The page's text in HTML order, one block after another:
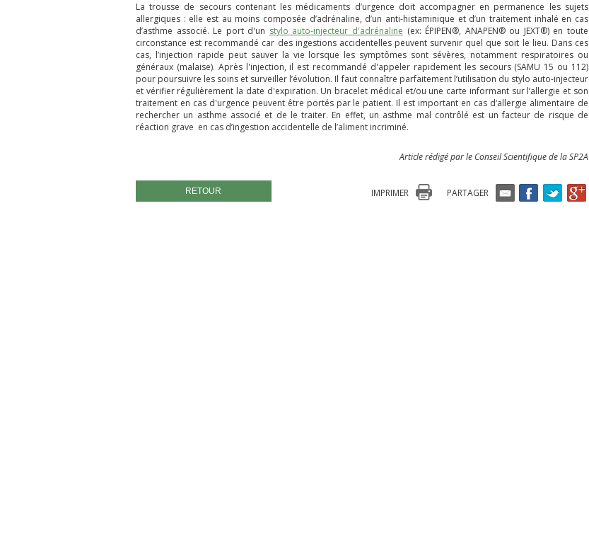
La trousse de secours contenant les médicaments d’urgence doit accompagner en permanence les sujets
allergiques : elle est au moins composée d’adrénaline, d’un anti-histaminique et d’un traitement inhalé en cas
d’asthme associé. Le port d'un stylo auto-injecteur d'adrénaline (ex: ÉPIPEN®, ANAPEN® ou JEXT®) en toute
circonstance est recommandé car des ingestions accidentelles peuvent survenir quel que soit le lieu. Dans ces
cas, l’injection rapide peut sauver la vie lorsque les symptômes sont sévères, notamment respiratoires ou
généraux (malaise). Après l'injection, il est recommandé d'appeler rapidement les secours (SAMU 15 ou 112)
pour poursuivre les soins et surveiller l’évolution. Il faut connaître parfaitement l’utilisation du stylo auto-injecteur
et vérifier régulièrement la date d'expiration. Un bracelet médical et/ou une carte informant sur l’allergie et son
traitement en cas d'urgence peuvent être portés par le patient. Il est important en cas d’allergie alimentaire de
rechercher un asthme associé et de le traiter. En effet, un asthme mal contrôlé est un facteur de risque de
réaction grave en cas d’ingestion accidentelle de l’aliment incriminé.
Article rédigé par le Conseil Scientifique de la SP2A
RETOUR PARTAGER
IMPRIMER